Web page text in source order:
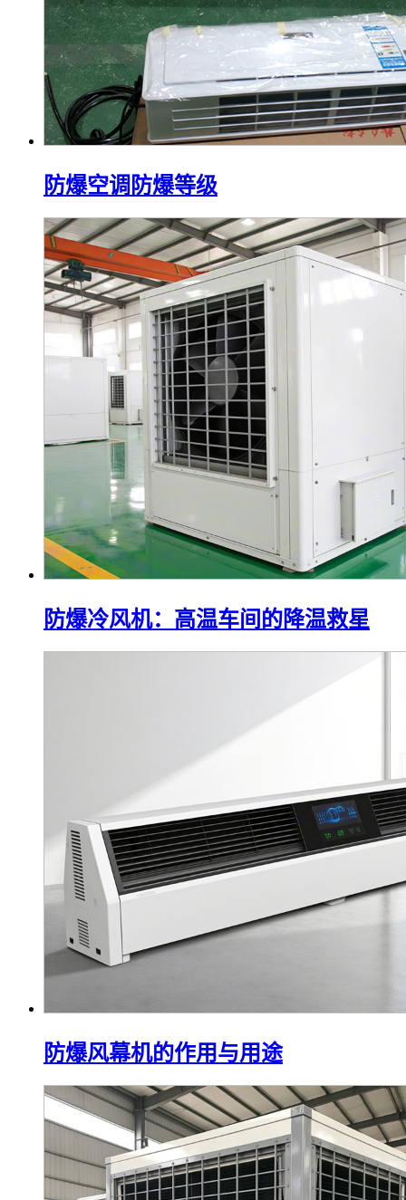
防爆空调防爆等级
防爆冷风机：高温车间的降温救星
防爆风幕机的作用与用途